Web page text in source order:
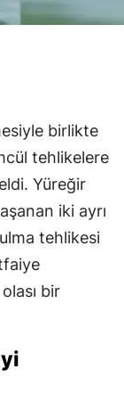
birlikte
tehlikelere
Yüreğir
iki ayrı
tehlikesi
bir